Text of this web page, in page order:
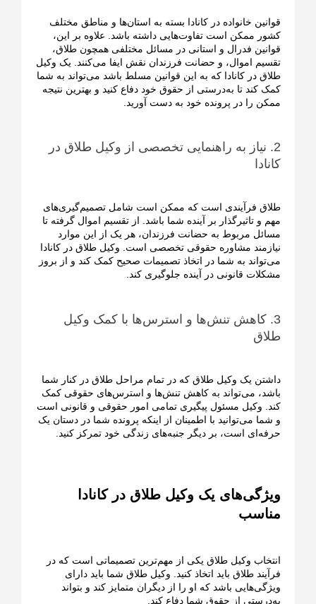
قوانین خانواده در کانادا بسته به استان‌ها و مناطق مختلف
کشور ممکن است تفاوت‌هایی داشته باشد. علاوه بر این،
قوانین فدرال و استانی در مسائل مختلفی همچون طلاق،
تقسیم اموال، و حضانت فرزندان نقش ایفا می‌کنند. یک وکیل
طلاق در کانادا که به این قوانین مسلط باشد می‌تواند به شما
کمک کند تا به‌درستی از حقوق خود دفاع کنید و بهترین نتیجه
ممکن را در پرونده خود به دست آورید.
2. نیاز به راهنمایی تخصصی از وکیل طلاق در
کانادا
طلاق فرآیندی است که ممکن است شامل تصمیم‌گیری‌های
مهم و تاثیرگذار بر آینده شما باشد. از تقسیم اموال گرفته تا
مسائل مربوط به حضانت فرزندان، هر یک از این موارد
نیازمند مشاوره حقوقی تخصصی است. وکیل طلاق در کانادا
می‌تواند به شما در اتخاذ تصمیمات صحیح کمک کند و از بروز
مشکلات قانونی در آینده جلوگیری کند.
3. کاهش تنش‌ها و استرس‌ها با کمک وکیل
طلاق
داشتن یک وکیل طلاق که در تمام مراحل طلاق در کنار شما
باشد، می‌تواند به کاهش تنش‌ها و استرس‌های حقوقی کمک
کند. وکیل مسئول پیگیری تمامی امور حقوقی و قانونی است
و شما می‌توانید با اطمینان از اینکه پرونده شما در دستان یک
حرفه‌ای است، بر دیگر جنبه‌های زندگی خود تمرکز کنید.
ویژگی‌های یک وکیل طلاق در کانادا
مناسب
انتخاب وکیل طلاق یکی از مهم‌ترین تصمیماتی است که در
فرآیند طلاق باید اتخاذ کنید. وکیل طلاق شما باید دارای
ویژگی‌هایی باشد که او را از دیگران متمایز کند و بتواند
به‌درستی از حقوق شما دفاع کند.